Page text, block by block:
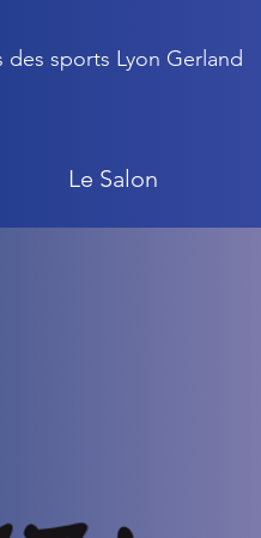
des sports Lyon Gerland
Le Salon